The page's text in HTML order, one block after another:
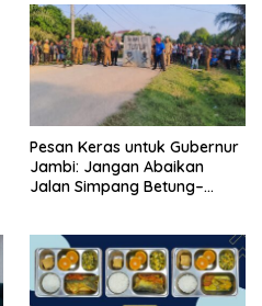
Pesan Keras untuk Gubernur
Jambi: Jangan Abaikan
Jalan Simpang Betung–